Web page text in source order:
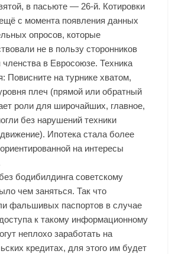
в пасьюте — 26-й. Котировки
с момента появления данных
опросов, которые
не в пользу сторонников
членства в Евросоюзе. Техника
Повисните на турнике хватом,
плеч (прямой или обратный
роли для широчайших, главное,
без нарушений техники
Ипотека стала более
на интересы
бодибилдинга советскому
чем заняться. Так что
фальшивых паспортов в случае
к такому информационному
неплохо заработать на
кредитах, для этого им будет